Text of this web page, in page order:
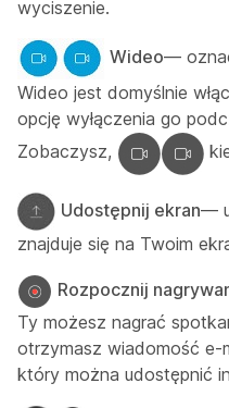
wyciszenie.
Wideo—
Wideo jest domyślnie
opcję wyłączenia go
Zobaczysz,
Udostępnij ekran—
znajduje się na Twoim
Rozpocznij
Ty możesz nagrać
otrzymasz wiadomość e-
który można udostępnić